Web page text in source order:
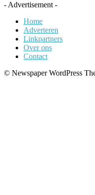
- Advertisement -
Home
Adverteren
Linkpartners
Over ons
Contact
© Newspaper WordPress